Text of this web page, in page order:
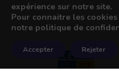
expérience sur notre site.
Pour connaitre les
notre politique de
Accepter Rejeter